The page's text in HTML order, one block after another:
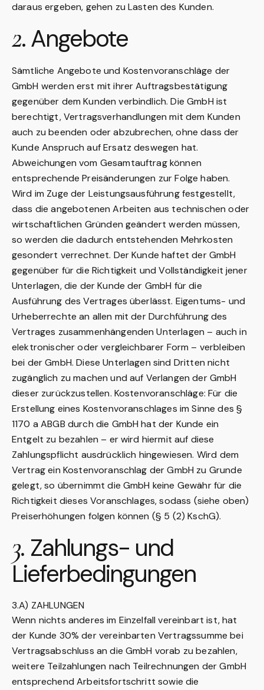
daraus ergeben, gehen zu Lasten des Kunden.
2. Angebote
Sämtliche Angebote und Kostenvoranschläge der
GmbH werden erst mit ihrer Auftragsbestätigung
gegenüber dem Kunden verbindlich. Die GmbH ist
berechtigt, Vertragsverhandlungen mit dem Kunden
auch zu beenden oder abzubrechen, ohne dass der
Kunde Anspruch auf Ersatz deswegen hat.
Abweichungen vom Gesamtauftrag können
entsprechende Preisänderungen zur Folge haben.
Wird im Zuge der Leistungsausführung festgestellt,
dass die angebotenen Arbeiten aus technischen oder
wirtschaftlichen Gründen geändert werden müssen,
so werden die dadurch entstehenden Mehrkosten
gesondert verrechnet. Der Kunde haftet der GmbH
gegenüber für die Richtigkeit und Vollständigkeit jener
Unterlagen, die der Kunde der GmbH für die
Ausführung des Vertrages überlässt. Eigentums- und
Urheberrechte an allen mit der Durchführung des
Vertrages zusammenhängenden Unterlagen – auch in
elektronischer oder vergleichbarer Form – verbleiben
bei der GmbH. Diese Unterlagen sind Dritten nicht
zugänglich zu machen und auf Verlangen der GmbH
dieser zurückzustellen. Kostenvoranschläge: Für die
Erstellung eines Kostenvoranschlages im Sinne des §
1170 a ABGB durch die GmbH hat der Kunde ein
Entgelt zu bezahlen – er wird hiermit auf diese
Zahlungspflicht ausdrücklich hingewiesen. Wird dem
Vertrag ein Kostenvoranschlag der GmbH zu Grunde
gelegt, so übernimmt die GmbH keine Gewähr für die
Richtigkeit dieses Voranschlages, sodass (siehe oben)
Preiserhöhungen folgen können (§ 5 (2) KschG).
3. Zahlungs- und
Lieferbedingungen
3.A) ZAHLUNGEN
Wenn nichts anderes im Einzelfall vereinbart ist, hat
der Kunde 30% der vereinbarten Vertragssumme bei
Vertragsabschluss an die GmbH vorab zu bezahlen,
weitere Teilzahlungen nach Teilrechnungen der GmbH
entsprechend Arbeitsfortschritt sowie die